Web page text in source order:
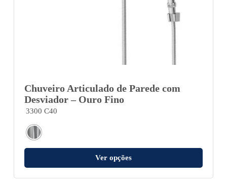
Chuveiro Articulado de Parede com
Desviador – Ouro Fino
3300 C40
Ver opções